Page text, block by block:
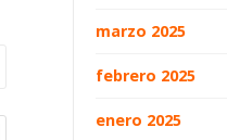
marzo 2025
febrero 2025
enero 2025